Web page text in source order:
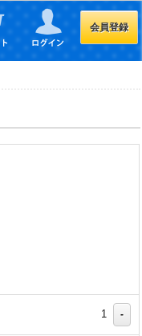
会員登録
1 -